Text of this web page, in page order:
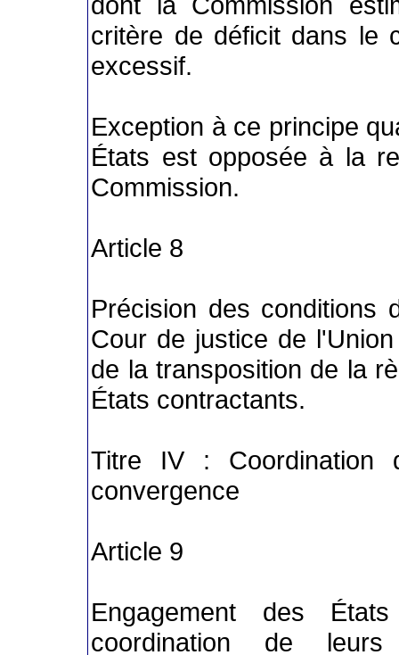
critère de déficit dans le
excessif.
Exception à ce principe
États est opposée à la
Commission.
Article 8
Précision des conditions
Cour de justice de
de la transposition de la
États contractants.
Titre IV : Coordination
convergence
Article 9
Engagement des
coordination de